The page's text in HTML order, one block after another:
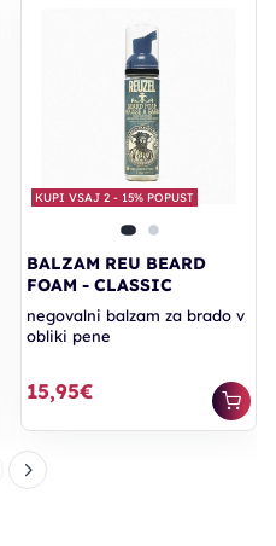
KUPI VSAJ 2 - 15% POPUST
BALZAM REU BEARD
FOAM - CLASSIC
negovalni balzam za brado v
obliki pene
15,95€